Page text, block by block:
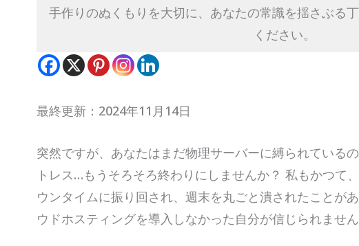
手作りのぬくもりを大切に、あなたの常識を揺さぶる
ください。
最終更新：2024年11月14日
突然ですが、あなたはまだ物理サーバーに縛られている
トレス…もうそろそろ終わりにしませんか？ 私もかつて
ウンタイムに振り回され、週末を丸ごと潰されたことが
ウドホスティングを導入しなかった自分が信じられません